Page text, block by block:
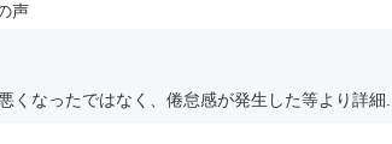
声
なったではなく、倦怠感が発生した等より詳細...